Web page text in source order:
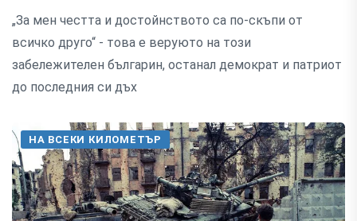
„За мен честта и достойнството са по-скъпи от
всичко друго“ - това е веруюто на този
забележителен българин, останал демократ и патриот
до последния си дъх
НА ВСЕКИ КИЛОМЕТЪР